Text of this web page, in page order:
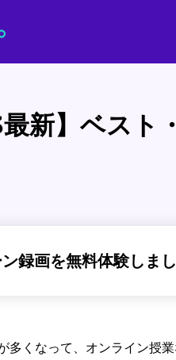
最新】ベスト
録画を無料体験しま
多くなって、オンライン授